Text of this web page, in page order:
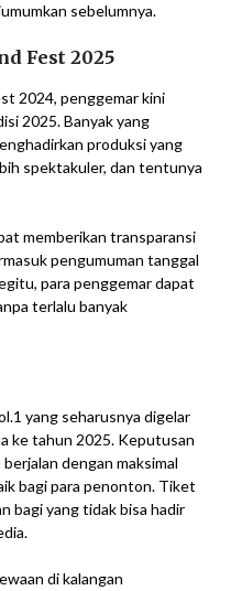
sebelumnya.
Fest 2025
2024, penggemar kini
2025. Banyak yang
produksi yang
spektakuler, dan tentunya
memberikan transparansi
pengumuman tanggal
para penggemar dapat
terlalu banyak
yang seharusnya digelar
ke tahun 2025. Keputusan
dengan maksimal
bagi para penonton. Tiket
bagi yang tidak bisa hadir
di kalangan